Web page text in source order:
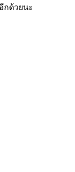
กด้วยนะ